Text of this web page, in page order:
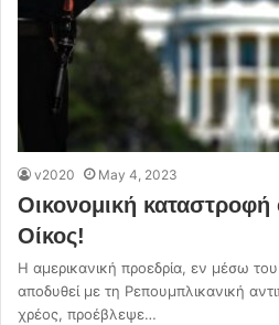
v2020 May 4, 2023
Οικονομική καταστροφή
Οίκος!
Η αμερικανική προεδρία, εν μέσω
αποδυθεί με τη Ρεπουμπλικανική
χρέος, προέβλεψε…